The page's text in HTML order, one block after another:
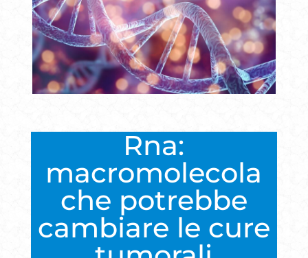
Rna:
macromolecola
che potrebbe
cambiare le cure